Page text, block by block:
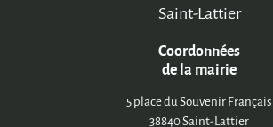
Saint-Lattier
Coordonnées
de la mairie
5 place du Souvenir Français
38840 Saint-Lattier